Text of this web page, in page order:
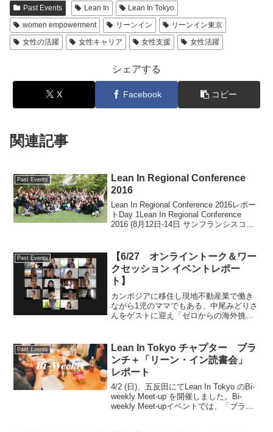
Past Events Lean In
Lean In Tokyo
women empowerment
リーンイン
リーンイン東京
女性の活躍
女性キャリア 女性支援 女性活躍
シェアする
X Facebook コピー
関連記事
Past Events
Lean In Regional Conference
2016
Lean In Regional Conference 2016レポー
トDay 1Lean In Regional Conference
2016 (8月12日-14日 サンフランシスコに
Past Events
【6/27 オンライントーク＆ワー
クセッション イベントレポー
ト】
カンボジアに移住し現地不動産業で働き
ながら1児のママでもある、中尾みどりさ
んをゲストに迎え「ゼロからの海外挑
た！参加理由や海外挑戦に一歩踏み出す
ために壁だと感じている...
Past Events
Lean In Tokyo チャプター ブラ
ンチ＋「リーン・イン読書会」
レポート
4/2 (日)、五反田にてLean In Tokyo のBi-
weekly Meet-up を開催しました。Bi-
weekly Meet-upイベントでは、「ブラン